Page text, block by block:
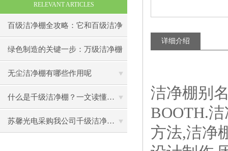
RELEVANT ARTICLES
百级洁净棚全攻略：它和百级洁净
室到底有什么区别？
绿色制造的关键一步：万级洁净棚
助力环保型半导体产业发展
无尘洁净棚有哪些作用呢
什么是千级洁净棚？一文读懂其结构特点与局部净化优势
苏馨光电采购我公司千级洁净棚普通工作台一批（7月07日）已顺利交货
详细介绍
洁净棚别
BOOTH.
方法,洁净